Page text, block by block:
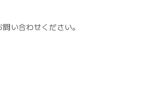
い合わせください。